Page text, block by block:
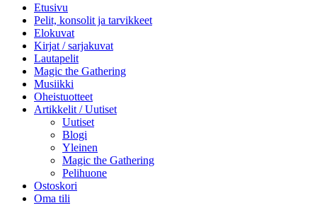
Etusivu
Pelit, konsolit ja tarvikkeet
Elokuvat
Kirjat / sarjakuvat
Lautapelit
Magic the Gathering
Musiikki
Oheistuotteet
Artikkelit / Uutiset
Uutiset
Blogi
Yleinen
Magic the Gathering
Pelihuone
Ostoskori
Oma tili